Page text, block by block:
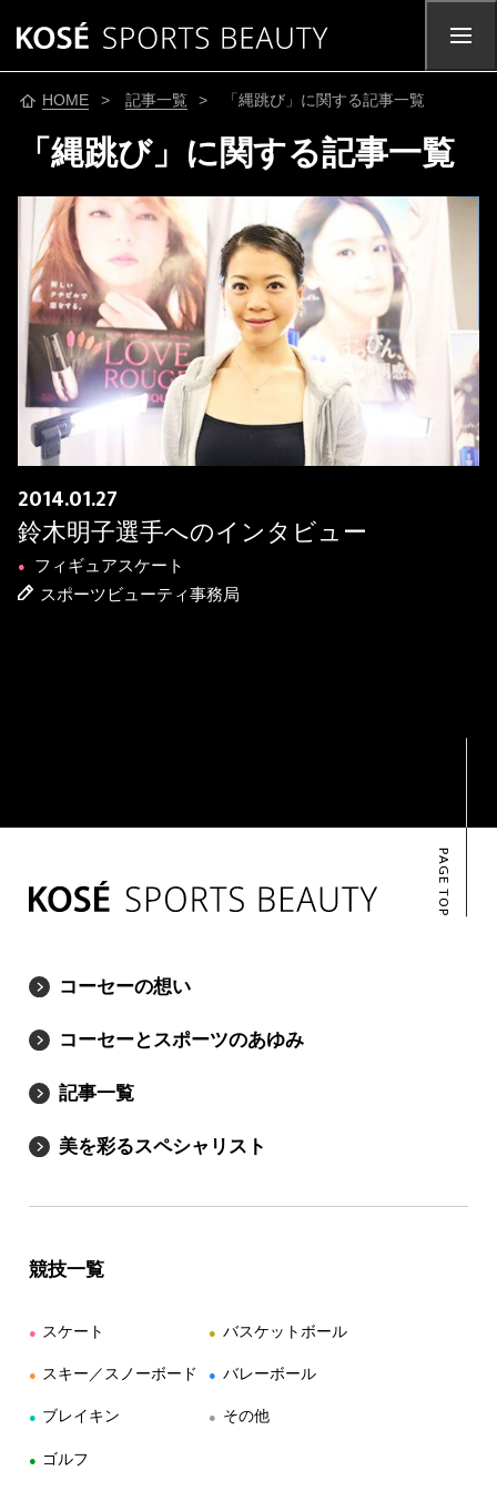
HOME > 記事一覧 > 「縄跳び」に関する記事一覧
「縄跳び」に関する記事一覧
2014.01.27
鈴木明子選手へのインタビュー
●
フィギュアスケート
スポーツビューティ事務局
PAGE TOP
コーセーの想い
コーセーとスポーツのあゆみ
記事一覧
美を彩るスペシャリスト
競技一覧
● スケート
● スキー／スノーボード
● ブレイキン
● ゴルフ
● バスケットボール
● バレーボール
● その他